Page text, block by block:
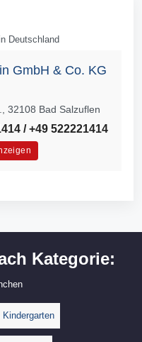
Deutschland
GmbH & Co. KG
32108 Bad Salzuflen
/ +49 522221414
Kategorie:
Kindergarten